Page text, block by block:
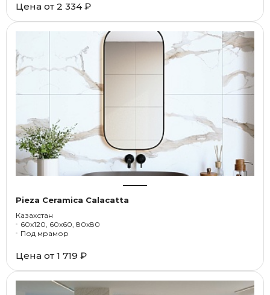
Цена от 2 334 ₽
Pieza Ceramica Calacatta
Казахстан
60x120, 60x60, 80x80
Под мрамор
Цена от 1 719 ₽